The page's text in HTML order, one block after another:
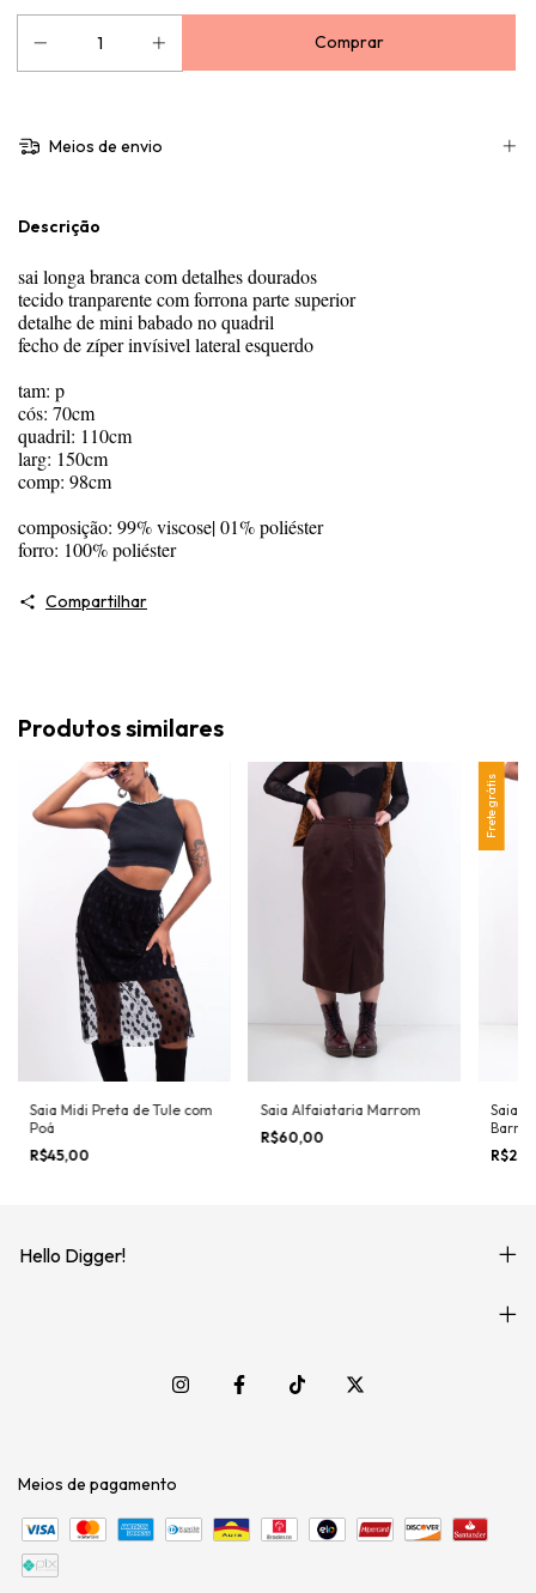
Meios de envio
Descrição
sai longa branca com detalhes dourados
tecido tranparente com forrona parte superior
detalhe de mini babado no quadril
fecho de zíper invísivel lateral esquerdo
tam: p
cós: 70cm
quadril: 110cm
larg: 150cm
comp: 98cm
composição: 99% viscose| 01% poliéster
forro: 100% poliéster
Compartilhar
Produtos similares
Saia Midi Preta de Tule com
Poá
R$45,00
Saia Alfaiataria Marrom
R$60,00
Frete grátis
Saia
Barros
Hello Digger!
Meios de pagamento